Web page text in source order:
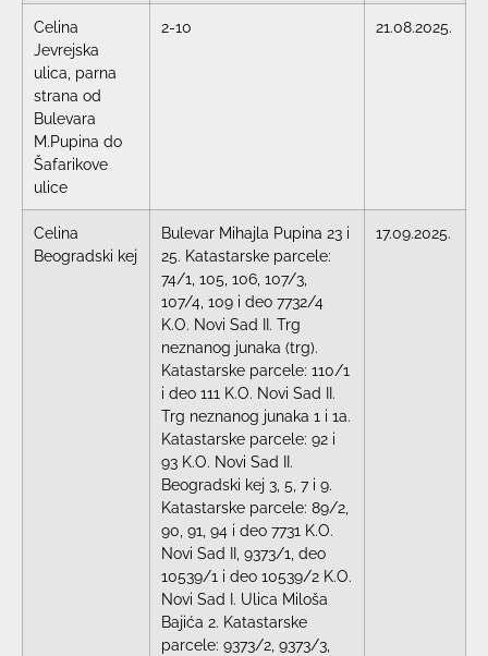
Celina
Jevrejska
ulica, parna
strana od
Bulevara
M.Pupina do
Šafarikove
ulice
2-10 21.08.2025.
Celina
Beogradski kej
Bulevar Mihajla Pupina 23 i
25. Katastarske parcele:
74/1, 105, 106, 107/3,
107/4, 109 i deo 7732/4
K.O. Novi Sad II. Trg
neznanog junaka (trg).
Katastarske parcele: 110/1
i deo 111 K.O. Novi Sad II.
Trg neznanog junaka 1 i 1a.
Katastarske parcele: 92 i
93 K.O. Novi Sad II.
Beogradski kej 3, 5, 7 i 9.
Katastarske parcele: 89/2,
90, 91, 94 i deo 7731 K.O.
Novi Sad II, 9373/1, deo
10539/1 i deo 10539/2 K.O.
Novi Sad I. Ulica Miloša
Bajića 2. Katastarske
parcele: 9373/2, 9373/3,
17.09.2025.